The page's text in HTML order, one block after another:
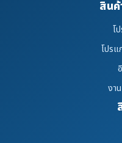
สินค้
โ
โปรแ
งา